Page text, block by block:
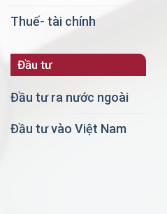
Thuế- tài chính
Đầu tư
Đầu tư ra nước ngoài
Đầu tư vào Việt Nam